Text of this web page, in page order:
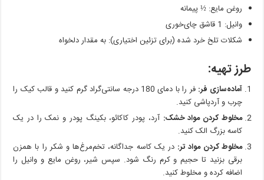
روغن مایع: ½ پیمانه
وانیل: 1 قاشق چای‌خوری
شکلات تلخ خرد شده (برای تزئین اختیاری): به مقدار دلخواه
طرز تهیه:
آماده‌سازی فر:
فر را با دمای 180 درجه سانتی‌گراد گرم کنید و قالب کیک را
چرب و آردپاشی کنید.
مخلوط کردن مواد خشک: آرد، پودر کاکائو، بکینگ پودر و نمک را در یک
کاسه بزرگ الک کنید.
مخلوط کردن مواد تر: در یک کاسه جداگانه، تخم‌مرغ‌ها و شکر را با همزن
برقی بزنید تا حجیم و کرم رنگ شود. سپس شیر، روغن مایع و وانیل را
اضافه کرده و مخلوط کنید.